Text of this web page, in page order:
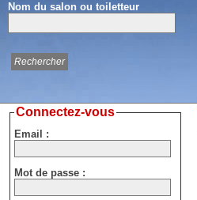
Nom du salon ou toiletteur
Connectez-vous
Email :
Mot de passe :